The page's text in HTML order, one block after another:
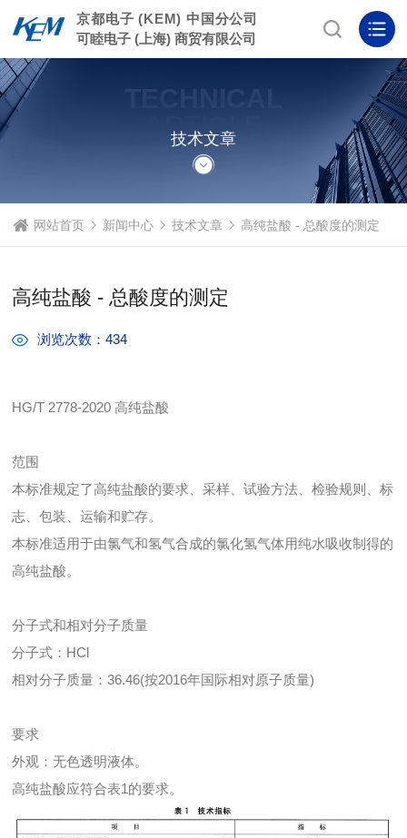
京都电子 (KEM) 中国分公司
可睦电子 (上海) 商贸有限公司
ARTICLE
技术文章
网站首页 新闻中心 技术文章 高纯盐酸 - 总酸度的测定
高纯盐酸 - 总酸度的测定
浏览次数：434
HG/T 2778-2020 高纯盐酸
范围
本标准规定了高纯盐酸的要求、采样、试验方法、检验规则、标
志、包装、运输和贮存。
本标准适用于由氯气和氢气合成的氯化氢气体用纯水吸收制得的
高纯盐酸。
分子式和相对分子质量
分子式：HCl
相对分子质量：36.46(按2016年国际相对原子质量)
要求
外观：无色透明液体。
高纯盐酸应符合表1的要求。